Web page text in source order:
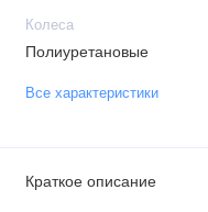
Колеса
Полиуретановые
Все характеристики
Краткое описание